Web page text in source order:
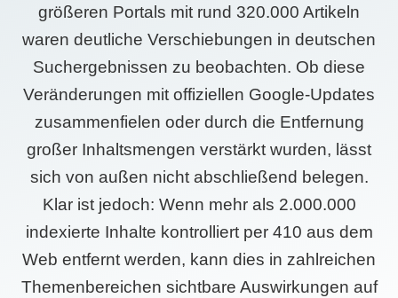
größeren Portals mit rund 320.000 Artikeln
waren deutliche Verschiebungen in deutschen
Suchergebnissen zu beobachten. Ob diese
Veränderungen mit offiziellen Google-Updates
zusammenfielen oder durch die Entfernung
großer Inhaltsmengen verstärkt wurden, lässt
sich von außen nicht abschließend belegen.
Klar ist jedoch: Wenn mehr als 2.000.000
indexierte Inhalte kontrolliert per 410 aus dem
Web entfernt werden, kann dies in zahlreichen
Themenbereichen sichtbare Auswirkungen auf